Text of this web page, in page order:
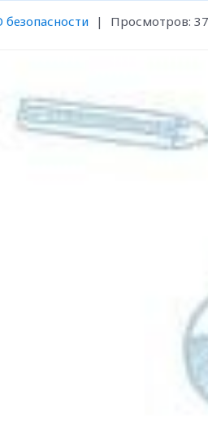
безопасности | Просмотров: